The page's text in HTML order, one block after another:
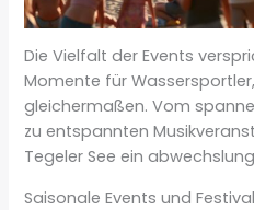
Die Vielfalt der Events
Momente für
gleichermaßen. Vom
zu entspannten
Tegeler See ein
Saisonale Events und